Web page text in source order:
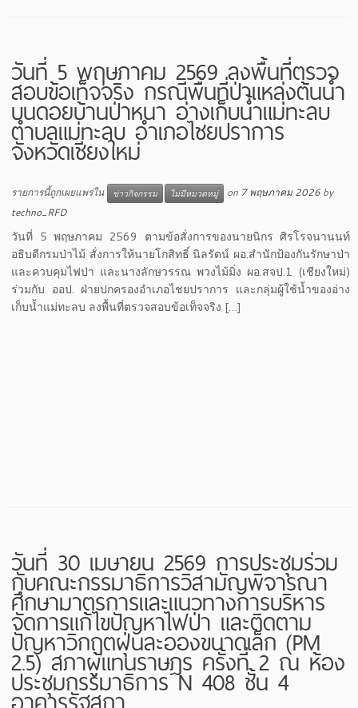
วันที่ 5 พฤษภาคม 2569 ลงพื้นที่ตรวจ
สอบข้อเท็จจริง กรณีพื้นที่ป่าแหล่งต้นน้ำ
บนดอยบ้านป่าหนา อ่างเก็บน้ำแม่ทะลบ
ตำบลแม่ทะลบ อำเภอไชยปราการ
จังหวัดเชียงใหม่
รายการนี้ถูกเผยแพร่ใน ข่าวกิจกรรม ไม่มีหมวดหมู่ on 7 พฤษภาคม 2026 by
techno_RFD
วันที่ 5 พฤษภาคม 2569 ตามข้อสั่งการของนายนิกร ศิรโรจนานนท์
อธิบดีกรมป่าไม้ สั่งการให้นายโกสิทธิ์ นิลรัตน์ ผอ.สำนักป้องกันรักษาป่า
และควบคุมไฟป่า และนางลักษวรรณ พวงไม้มิ่ง ผอ.สจป.1 (เชียงใหม่)
ร่วมกับ ออป. ฝ่ายปกครองอำเภอไชยปราการ และกลุ่มผู้ใช้น้ำของอ่าง
เก็บน้ำแม่ทะลบ ลงพื้นที่ตรวจสอบข้อเท็จจริง […]
วันที่ 30 เมษายน 2569 การประชุมร่วม
กับคณะกรรมาธิการวิสามัญพิจารณา
ศึกษามาตรการและแนวทางการบริหาร
จัดการแก้ไขปัญหาไฟป่า และติดตาม
ปัญหาวิกฤตฝุ่นละอองขนาดเล็ก (PM
2.5) สภาผู้แทนราษฎร ครั้งที่ 2 ณ ห้อง
ประชุมกรรมาธิการ N 408 ชั้น 4